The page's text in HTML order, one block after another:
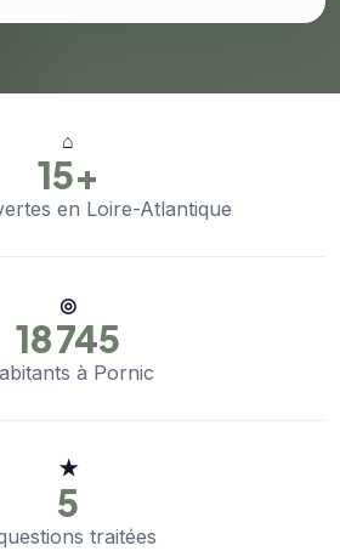
⌂
15+
en Loire-Atlantique
◎
18 745
à Pornic
★
5
traitées